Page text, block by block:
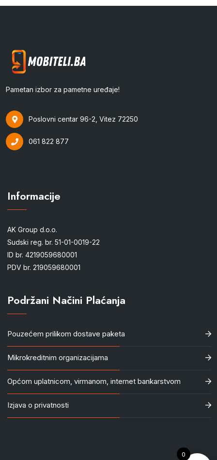
Pametan izbor za pametne uređaje!
Poslovni centar 96-2, Vitez 72250
061 822 877
Informacije
AK Group d.o.o.
Sudski reg. br. 51-01-0019-22
ID br. 4219059680001
PDV br. 219059680001
Podržani Načini Plaćanja
Pouzećem prilikom dostave paketa
Mikrokreditnim organizacijama
Općom uplatnicom, virmanom, internet bankarstvom
Izjava o privatnosti
0